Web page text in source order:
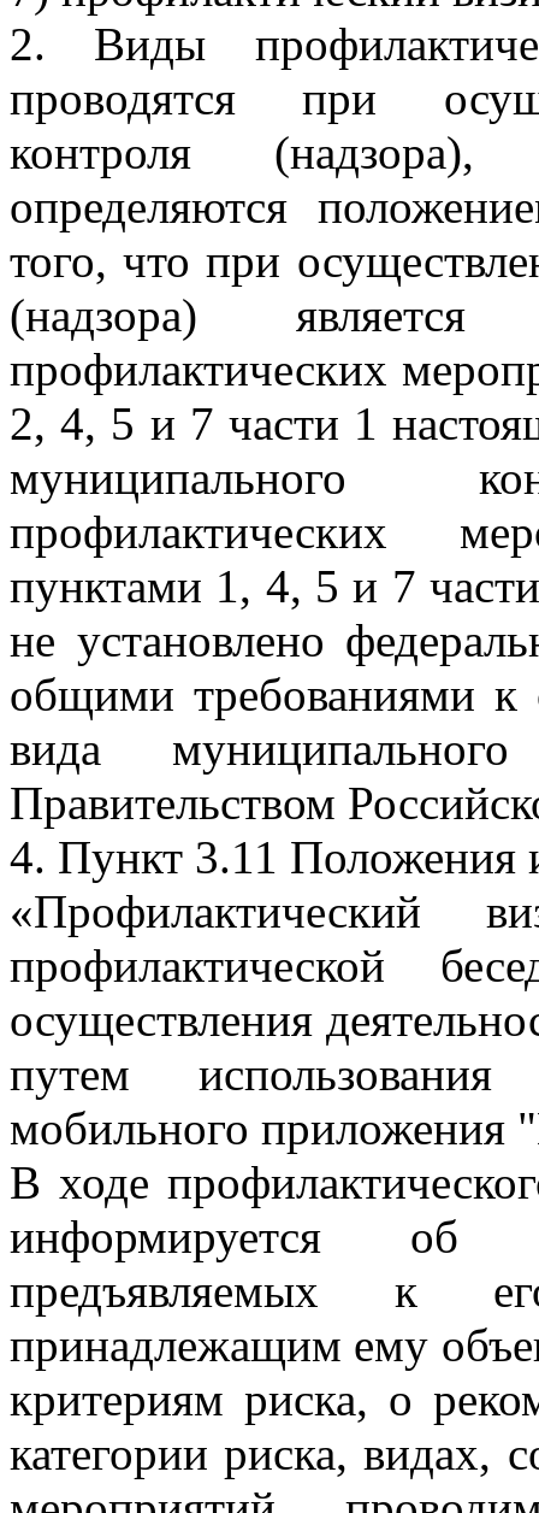
2. Виды
проводятся при
контроля (надзора),
определяются
того, что при
(надзора) является
профилактических
2, 4, 5 и 7 части 1
муниципального
профилактических
пунктами 1, 4, 5 и 7
не установлено
общими требованиями к
вида
Правительством
4. Пункт 3.11 Положения
«Профилактический
профилактической
осуществления
путем использования
мобильного приложения
В ходе
информируется об
предъявляемых к
принадлежащим ему
критериям риска, о
категории риска, видах,